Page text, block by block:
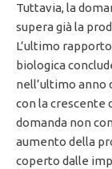
Tuttavia, la
supera già la
L’ultimo
biologica
nell’ultimo
con la crescente
domanda non
aumento della
coperto dalle